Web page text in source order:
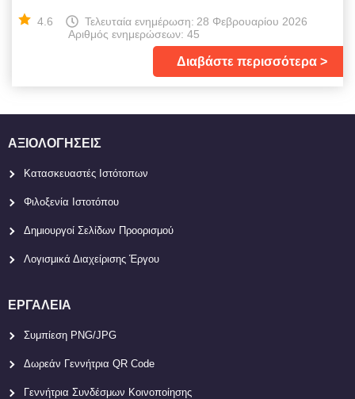
4.6 Τελευταία ενημέρωση: 28 Φεβρουαρίου 2026
Αριθμός ενημερώσεων: 45
Διαβάστε περισσότερα
ΑΞΙΟΛΟΓΉΣΕΙΣ
Κατασκευαστές Ιστότοπων
Φιλοξενία Ιστοτόπου
Δημιουργοί Σελίδων Προορισμού
Λογισμικά Διαχείρισης Έργου
ΕΡΓΑΛΕΊΑ
Συμπίεση PNG/JPG
Δωρεάν Γεννήτρια QR Code
Γεννήτρια Συνδέσμων Κοινοποίησης